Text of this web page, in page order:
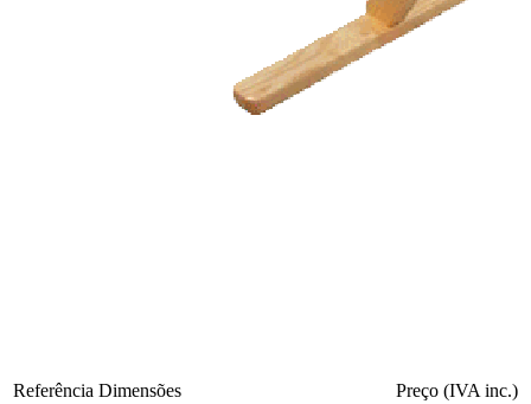
Referência Dimensões
Preço (IVA inc.)